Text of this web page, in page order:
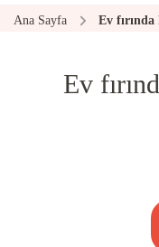
Ana Sayfa Ev
Ev